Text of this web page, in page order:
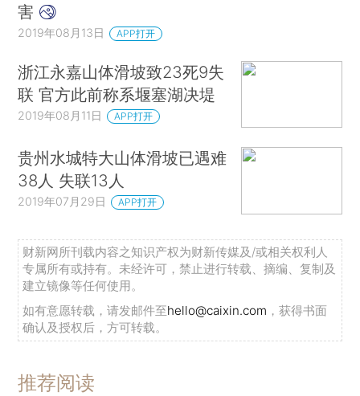
害
2019年08月13日 APP打开
浙江永嘉山体滑坡致23死9失
联 官方此前称系堰塞湖决堤
2019年08月11日 APP打开
贵州水城特大山体滑坡已遇难
38人 失联13人
2019年07月29日 APP打开
财新网所刊载内容之知识产权为财新传媒及/或相关权利人
专属所有或持有。未经许可，禁止进行转载、摘编、复制及
建立镜像等任何使用。
如有意愿转载，请发邮件至hello@caixin.com ，获得书面
确认及授权后，方可转载。
推荐阅读